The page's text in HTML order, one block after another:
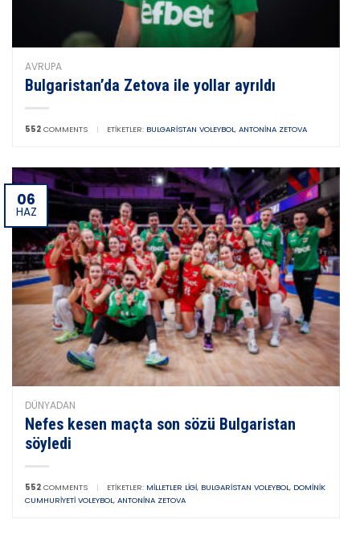
AVRUPA
Bulgaristan’da Zetova ile yollar ayrıldı
552 COMMENTS | ETIKETLER: BULGARISTAN VOLEYBOL, ANTONINA ZETOVA
06
HAZ
DÜNYADAN
Nefes kesen maçta son sözü Bulgaristan
söyledi
552 COMMENTS | ETIKETLER: MILLETLER LIGI, BULGARISTAN VOLEYBOL, DOMINIK
CUMHURIYETI VOLEYBOL, ANTONINA ZETOVA